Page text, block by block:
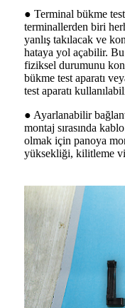
● Terminal bükme
terminallerden biri
yanlış takılacak ve
hataya yol açabilir.
fiziksel durumunu
bükme test aparatı
test aparatı
● Ayarlanabilir
montaj sırasında
olmak için panoya
yüksekliği, kilitleme